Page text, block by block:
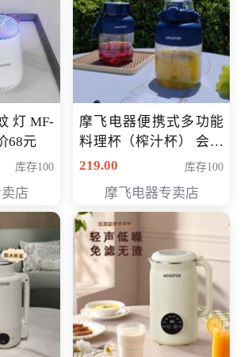
灯MF-
价68元
库存100
店
摩飞电器便携式多功能
料理杯（榨汁杯） 会员
专享价118元
219.00 库存100
摩飞电器专卖店